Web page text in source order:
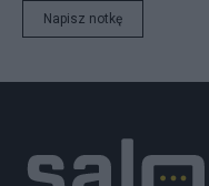
Napisz notkę